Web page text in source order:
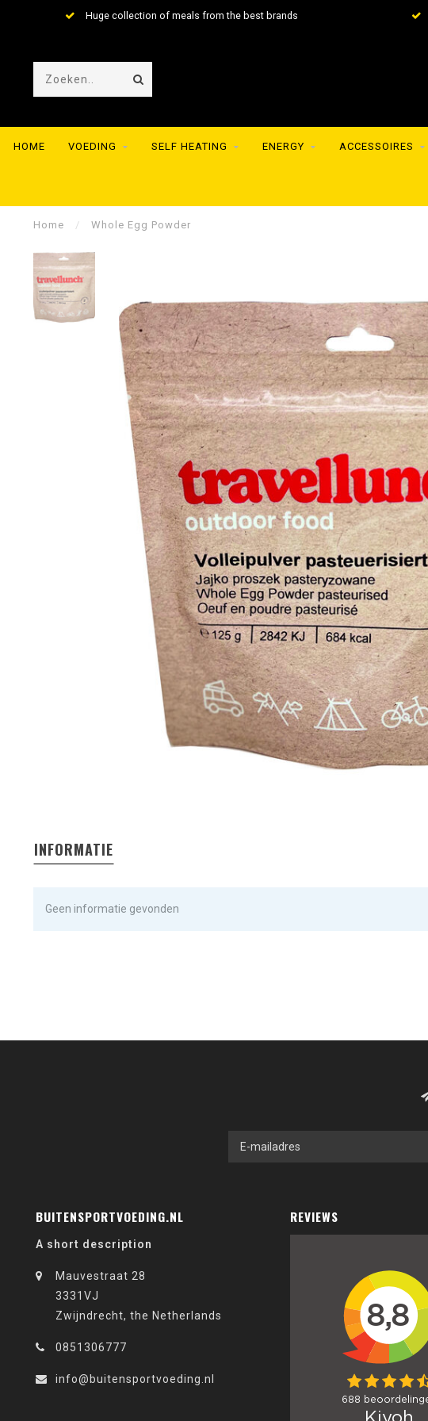
Huge collection of meals from the best brands
HOME VOEDING SELF HEATING ENERGY ACCESSOIRES
Home / Whole Egg Powder
INFORMATIE
Geen informatie gevonden
BUITENSPORTVOEDING.NL
A short description
Mauvestraat 28
3331VJ
Zwijndrecht, the Netherlands
0851306777
info@buitensportvoeding.nl
REVIEWS